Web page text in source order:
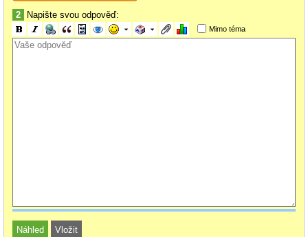
2 Napište svou odpověď:
Mimo téma